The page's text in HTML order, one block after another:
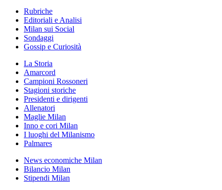
Rubriche
Editoriali e Analisi
Milan sui Social
Sondaggi
Gossip e Curiosità
La Storia
Amarcord
Campioni Rossoneri
Stagioni storiche
Presidenti e dirigenti
Allenatori
Maglie Milan
Inno e cori Milan
I luoghi del Milanismo
Palmares
News economiche Milan
Bilancio Milan
Stipendi Milan